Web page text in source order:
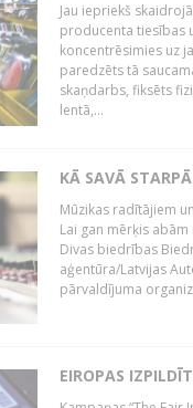
Jau iepriekš
producenta tiesības
koncentrēsimies uz
paredzēts tā
skaņdarbs, fiksēts
lentā,...
KĀ SAVĀ
Mūzikas radītājiem
Lai gan mērķis
Divas biedrības
aģentūra/Latvijas
pārvaldījuma
EIROPAS